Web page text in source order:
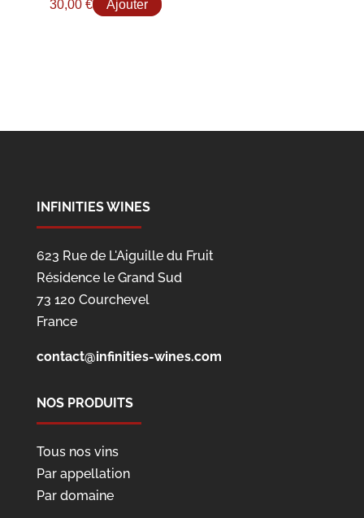
30,00 € Ajouter
INFINITIES WINES
623 Rue de L'Aiguille du Fruit
Résidence le Grand Sud
73 120 Courchevel
France
contact@infinities-wines.com
NOS PRODUITS
Tous nos vins
Par appellation
Par domaine